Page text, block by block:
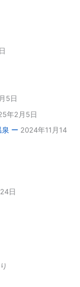
5日
年2月5日
ー 2024年11月14
日